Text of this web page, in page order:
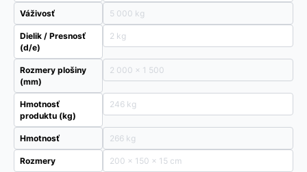
Váživosť 5 000 kg
Dielik / Presnosť
(d/e)
2 kg
Rozmery plošiny
(mm)
2 000 x 1 500
Hmotnosť
produktu (kg)
246 kg
Hmotnosť 266 kg
Rozmery 200 × 150 × 15 cm